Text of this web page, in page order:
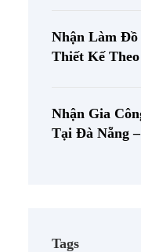
Nhận Làm
Thiết Kế
Nhận Gia
Tại Đà Nẵng
Tags